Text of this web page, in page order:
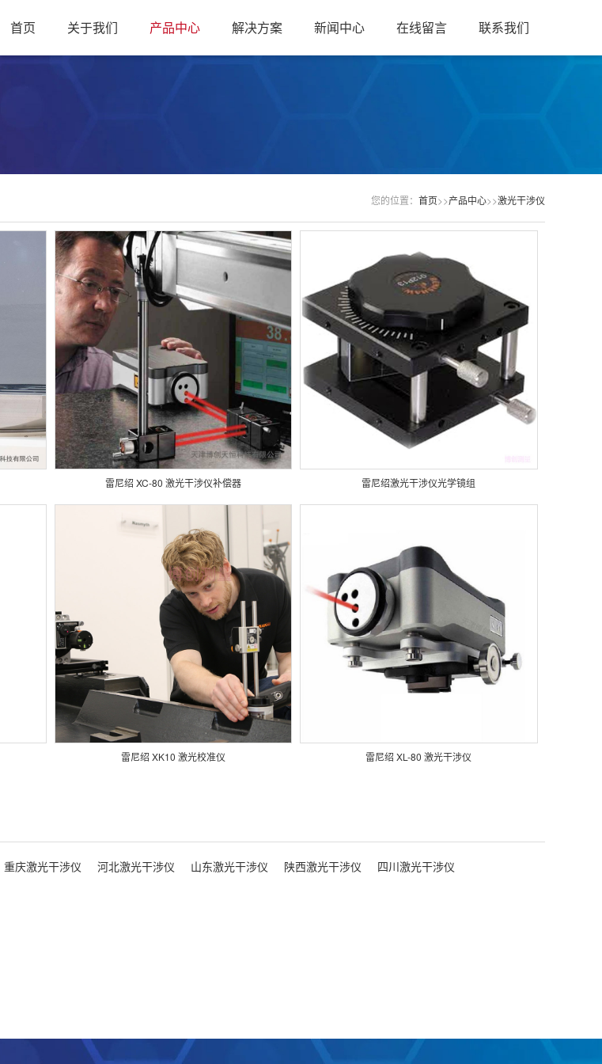
首页 关于我们 产品中心 解决方案 新闻中心 在线留言 联系我们
您的位置： 首页>>产品中心>>激光干涉仪
雷尼绍 XC-80 激光干涉仪补偿器 雷尼绍激光干涉仪光学镜组
雷尼绍 XK10 激光校准仪 雷尼绍 XL-80 激光干涉仪
重庆激光干涉仪 河北激光干涉仪 山东激光干涉仪 陕西激光干涉仪
四川激光干涉仪